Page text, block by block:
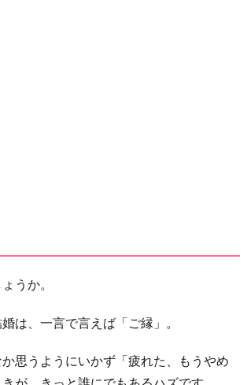
うか。
は、一言で言えば「ご縁」。
思うようにいかず「疲れた、もうやめ